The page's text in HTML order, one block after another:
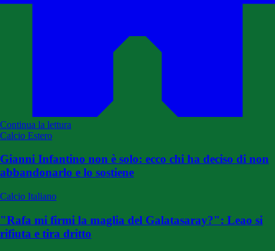
Continua la lettura
Calcio Estero
Gianni Infantino non è solo: ecco chi ha deciso di non
abbandonarlo e lo sostiene
Calcio Italiano
"Rafa mi firmi la maglia del Galatasaray?": Leao si
rifiuta e tira dritto